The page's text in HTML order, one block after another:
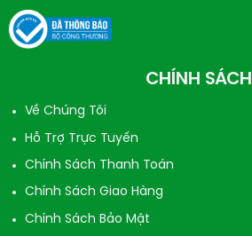
CHÍNH SÁCH
Về Chúng Tôi
Hỗ Trợ Trực Tuyến
Chính Sách Thanh Toán
Chính Sách Giao Hàng
Chính Sách Bảo Mật